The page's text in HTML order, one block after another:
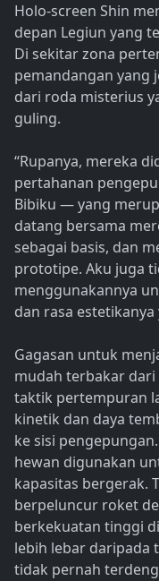
Holo-screen Shin
depan Legiun yang
Di sekitar zona
pemandangan yang
dari roda misterius
guling.
“Rupanya, mereka
pertahanan
Bibiku — yang
datang bersama
sebagai basis, dan
prototipe. Aku juga
menggunakannya
dan rasa
Gagasan untuk
mudah terbakar
taktik pertempuran
kinetik dan daya
ke sisi
hewan digunakan
kapasitas bergerak.
berpeluncur roket
berkekuatan tinggi
lebih lebar daripada
tidak pernah